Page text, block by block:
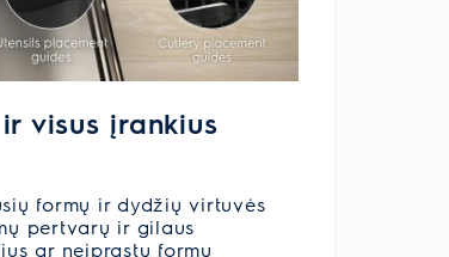
visus įrankius
formų ir dydžių virtuvės
pertvarų ir gilaus
ar neįprastų formų